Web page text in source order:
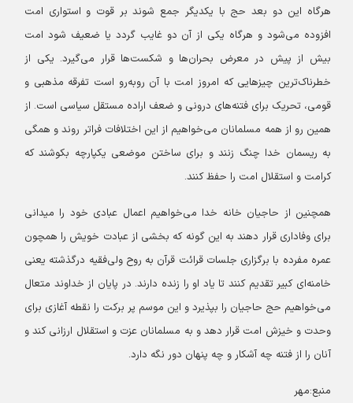
هرگاه این دو بعد حج با یکدیگر جمع شوند بر قوت و استواری امت
افزوده می‌شود و هرگاه یکی از آن دو غایب گردد یا ضعیف شود امت
بیش از پیش در معرض بحران‌ها و شکست‌ها قرار می‌گیرد. یکی از
خطرناک‌ترین چیزهایی که امروز امت با آن روبه‌رو است تفرقه مذهبی و
قومی، تحریک برای فتنه‌های درونی و ضعف اراده مستقل سیاسی است. از
همین رو از همه مسلمانان می‌خواهیم از این اختلافات فراتر روند و همگی
به ریسمان خدا چنگ زنند و برای ساختن موضعی یکپارچه بکوشند که
کرامت و استقلال امت را حفظ کنند.
همچنین از حاجیان خانه خدا می‌خواهیم اعمال عبادی خود را میدانی
برای وفاداری قرار دهند به این گونه که بخشی از عبادت خویش را همچون
عمره مفرده با برگزاری جلسات قرائت قرآن به روح ولی‌فقیه درگذشته یعنی
خامنه‌ای کبیر تقدیم کنند تا یاد او را زنده دارند. در پایان از خداوند متعال
می‌خواهیم حج حاجیان را بپذیرد و این موسم پر برکت را نقطه آغازی برای
وحدت و خیزش امت قرار دهد و به مسلمانان عزت و استقلال ارزانی کند و
آنان را از فتنه چه آشکار و چه پنهان دور نگه دارد.
منبع:مهر